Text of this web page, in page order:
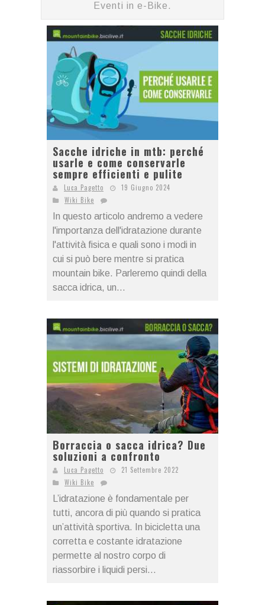
Eventi in e-Bike.
Sacche idriche in mtb: perché
usarle e come conservarle
sempre efficienti e pulite
Luca Pagetto
19 Giugno 2024
Wiki Bike
In questo articolo andremo a vedere
l'importanza dell'idratazione durante
l'attività fisica e quali sono i modi in
cui si può bere mentre si pratica
mountain bike. Parleremo quindi della
sacca idrica, un...
Borraccia o sacca idrica? Due
soluzioni a confronto
Luca Pagetto
21 Settembre 2022
Wiki Bike
L’idratazione è fondamentale per
tutti, ancora di più quando si pratica
un’attività sportiva. In bicicletta una
corretta e costante idratazione
permette al nostro corpo di
riassorbire i liquidi persi...